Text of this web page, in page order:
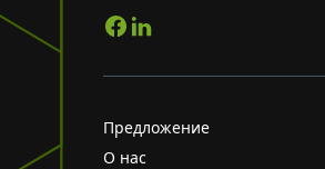
Предложение
О нас